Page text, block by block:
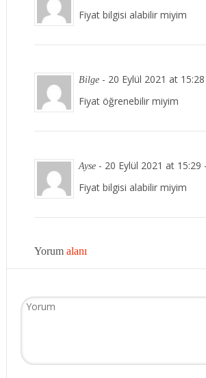
Fiyat bilgisi alabilir miyim
Bilge- 20 Eylül 2021 at 15:28
Fiyat öğrenebilir miyim
Ayse- 20 Eylül 2021 at 15:29 -
Fiyat bilgisi alabilir miyim
Yorum alanı